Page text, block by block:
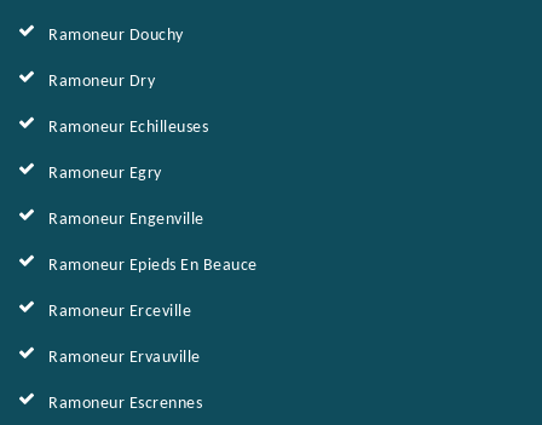
Ramoneur Douchy
Ramoneur Dry
Ramoneur Echilleuses
Ramoneur Egry
Ramoneur Engenville
Ramoneur Epieds En Beauce
Ramoneur Erceville
Ramoneur Ervauville
Ramoneur Escrennes